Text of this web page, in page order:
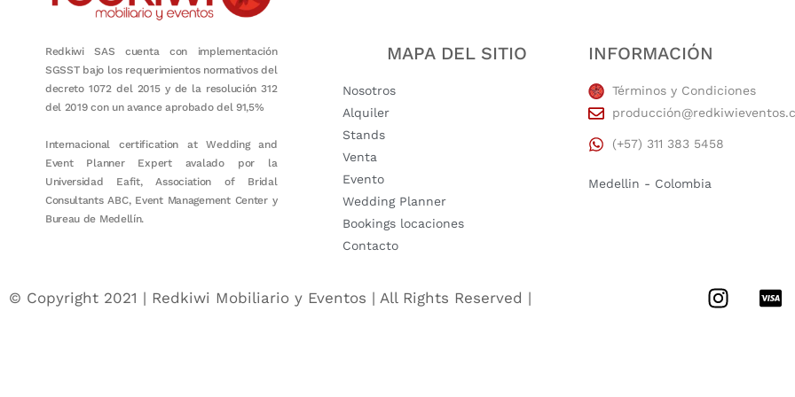
Redkiwi SAS cuenta con implementación
SGSST bajo los requerimientos normativos del
decreto 1072 del 2015 y de la resolución 312
del 2019 con un avance aprobado del 91,5%
Internacional certification at Wedding and
Event Planner Expert avalado por la
Universidad Eafit, Association of Bridal
Consultants ABC, Event Management Center y
Bureau de Medellín.
MAPA DEL SITIO
Nosotros
Alquiler
Stands
Venta
Evento
Wedding Planner
Bookings locaciones
Contacto
INFORMACIÓN
Términos y Condiciones
(+57) 311 383 5458
Medellin - Colombia
© Copyright 2021 | Redkiwi Mobiliario y Eventos | All Rights Reserved |